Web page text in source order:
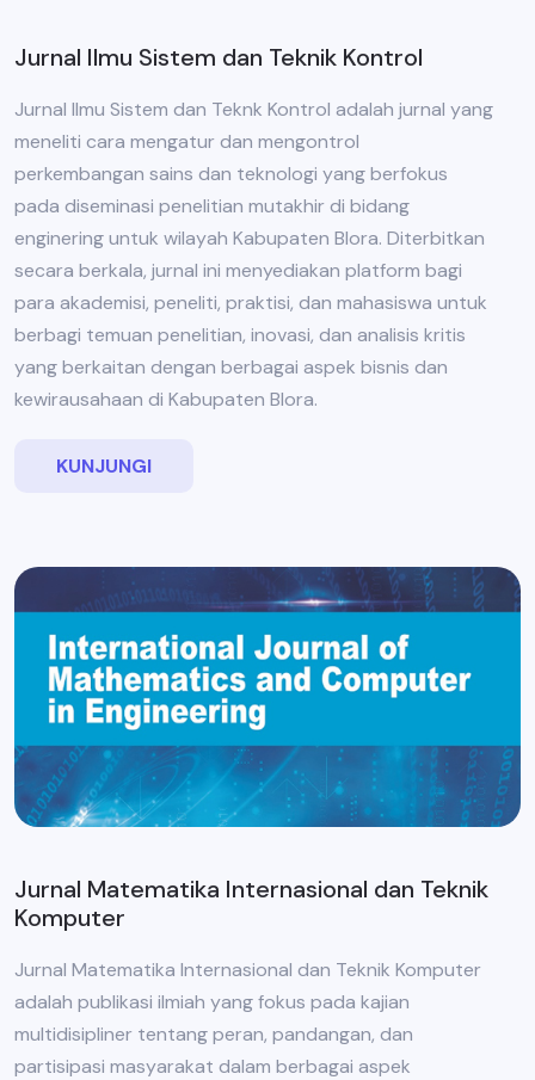
Jurnal Ilmu Sistem dan Teknik Kontrol
Jurnal Ilmu Sistem dan Teknk Kontrol adalah jurnal yang
meneliti cara mengatur dan mengontrol
perkembangan sains dan teknologi yang berfokus
pada diseminasi penelitian mutakhir di bidang
enginering untuk wilayah Kabupaten Blora. Diterbitkan
secara berkala, jurnal ini menyediakan platform bagi
para akademisi, peneliti, praktisi, dan mahasiswa untuk
berbagi temuan penelitian, inovasi, dan analisis kritis
yang berkaitan dengan berbagai aspek bisnis dan
kewirausahaan di Kabupaten Blora.
KUNJUNGI
Jurnal Matematika Internasional dan Teknik
Komputer
Jurnal Matematika Internasional dan Teknik Komputer
adalah publikasi ilmiah yang fokus pada kajian
multidisipliner tentang peran, pandangan, dan
partisipasi masyarakat dalam berbagai aspek